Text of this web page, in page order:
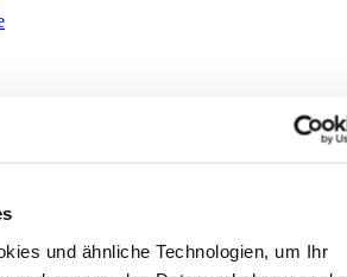
und ähnliche Technologien, um Ihr
und Konditionen